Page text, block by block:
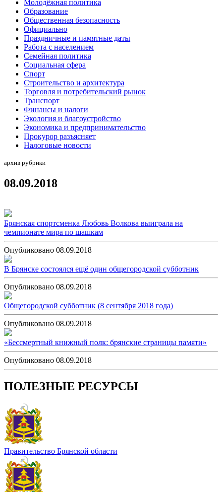
Молодёжная политика
Образование
Общественная безопасность
Официально
Праздничные и памятные даты
Работа с населением
Семейная политика
Социальная сфера
Спорт
Строительство и архитектура
Торговля и потребительский рынок
Транспорт
Финансы и налоги
Экология и благоустройство
Экономика и предпринимательство
Прокурор разъясняет
Налоговые новости
архив рубрики
08.09.2018
Брянская спортсменка Любовь Волкова выиграла на
чемпионате мира по шашкам
Опубликовано 08.09.2018
В Брянске состоялся ещё один общегородской субботник
Опубликовано 08.09.2018
Общегородской субботник (8 сентября 2018 года)
Опубликовано 08.09.2018
«Бессмертный книжный полк: брянские страницы памяти»
Опубликовано 08.09.2018
ПОЛЕЗНЫЕ РЕСУРСЫ
Правительство Брянской области